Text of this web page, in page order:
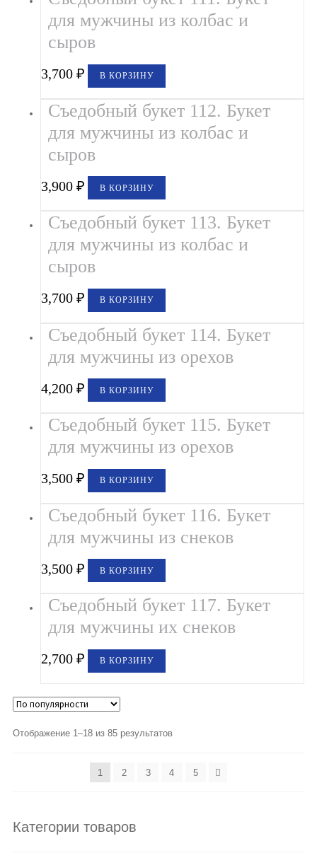
для мужчины из колбас и
сыров
3,700₽ В КОРЗИНУ
Съедобный букет 112. Букет
для мужчины из колбас и
сыров
3,900₽ В КОРЗИНУ
Съедобный букет 113. Букет
для мужчины из колбас и
сыров
3,700₽ В КОРЗИНУ
Съедобный букет 114. Букет
для мужчины из орехов
4,200₽ В КОРЗИНУ
Съедобный букет 115. Букет
для мужчины из орехов
3,500₽ В КОРЗИНУ
Съедобный букет 116. Букет
для мужчины из снеков
3,500₽ В КОРЗИНУ
Съедобный букет 117. Букет
для мужчины их снеков
2,700₽ В КОРЗИНУ
Отображение 1–18 из 85 результатов
1 2 3 4 5
Категории товаров